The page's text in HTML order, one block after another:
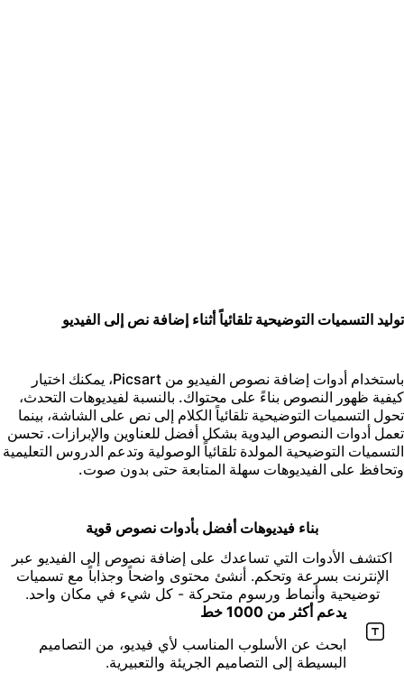
التسميات التوضيحية تلقائياً أثناء إضافة نص إلى الفيديو
باستخدام أدوات إضافة نصوص الفيديو من Picsart، يمكنك اختيار
ظهور النصوص بناءً على محتواك. بالنسبة لفيديوهات التحدث،
التسميات التوضيحية تلقائياً الكلام إلى نص على الشاشة، بينما
أدوات النصوص اليدوية بشكل أفضل للعناوين والإبرازات. تحسن
التوضيحية المولدة تلقائياً الوصولية وتدعم الدروس التعليمية
على الفيديوهات سهلة المتابعة حتى بدون صوت.
بناء فيديوهات أفضل بأدوات نصوص قوية
اكتشف الأدوات التي تساعدك على إضافة نصوص إلى الفيديو عبر
الإنترنت بسرعة وتحكم. أنشئ محتوى واضحاً وجذاباً مع تسميات
توضيحية وأنماط ورسوم متحركة - كل شيء في مكان واحد.
يدعم أكثر من 1000 خط
ابحث عن الأسلوب المناسب لأي فيديو، من التصاميم
البسيطة إلى التصاميم الجريئة والتعبيرية.